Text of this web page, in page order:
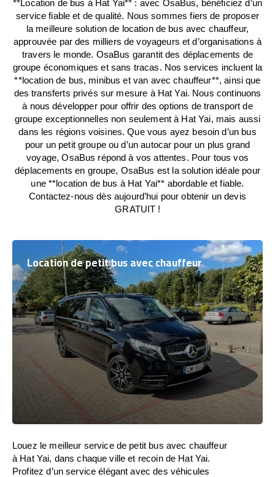
**Location de bus à Hat Yai** : avec OsaBus, bénéficiez d’un
service fiable et de qualité. Nous sommes fiers de proposer
la meilleure solution de location de bus avec chauffeur,
approuvée par des milliers de voyageurs et d’organisations à
travers le monde. OsaBus garantit des déplacements de
groupe économiques et sans tracas. Nos services incluent la
**location de bus, minibus et van avec chauffeur**, ainsi que
des transferts privés sur mesure à Hat Yai. Nous continuons
à nous développer pour offrir des options de transport de
groupe exceptionnelles non seulement à Hat Yai, mais aussi
dans les régions voisines. Que vous ayez besoin d’un bus
pour un petit groupe ou d’un autocar pour un plus grand
voyage, OsaBus répond à vos attentes. Pour tous vos
déplacements en groupe, OsaBus est la solution idéale pour
une **location de bus à Hat Yai** abordable et fiable.
Contactez-nous dès aujourd’hui pour obtenir un devis
GRATUIT !
Location de petit bus avec chauffeur
Louez le meilleur service de petit bus avec chauffeur
à Hat Yai, dans chaque ville et recoin de Hat Yai.
Profitez d’un service élégant avec des véhicules